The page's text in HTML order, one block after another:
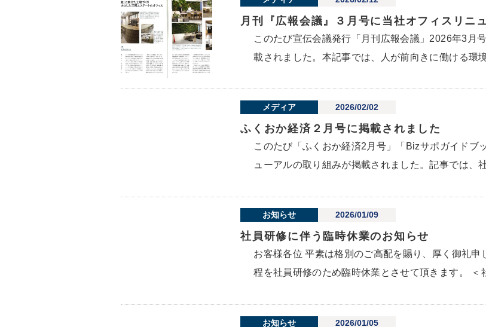
月刊『広報会議』３月号に当社オフィスリニ
このたび宣伝会議発行「月刊広報会議」2026年3月
載されました。本記事では、人が前向きに働ける環
メディア 2026/02/02
ふくおか経済２月号に掲載されました
このたび「ふくおか経済2月号」「Bizサポガイドブ
ューアルの取り組みが掲載されました。記事では、
お知らせ 2026/01/09
社員研修に伴う臨時休業のお知らせ
お客様各位 平素は格別のご高配を賜り、厚く御礼
程を社員研修のため臨時休業とさせて頂きます。 ＜
お知らせ 2026/01/05